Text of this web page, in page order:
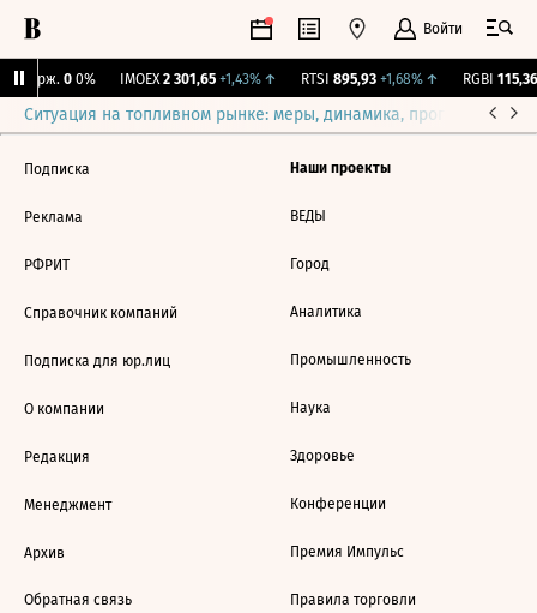
Войти
Бирж. 0 0% IMOEX 2 301,65 +1,43%↑ RTSI 895,93 +1,68%↑ RGBI 115,36
Ситуация на топливном рынке: меры, динамика, прогнозы
Подписка
Реклама
РФРИТ
Справочник компаний
Подписка для юр.лиц
О компании
Редакция
Менеджмент
Архив
Обратная связь
Наши проекты
ВЕДЫ
Город
Аналитика
Промышленность
Наука
Здоровье
Конференции
Премия Импульс
Правила торговли